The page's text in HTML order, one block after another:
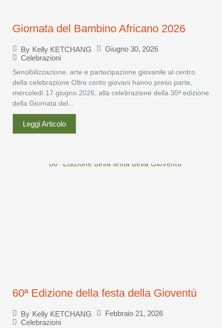
Giornata del Bambino Africano 2026
By Kelly KETCHANG
Giugno 30, 2026
Celebrazioni
Sensibilizzazione, arte e partecipazione giovanile al centro
della celebrazione Oltre cento giovani hanno preso parte,
mercoledì 17 giugno 2026, alla celebrazione della 35ª edizione
della Giornata del...
Leggi Articolo
60ª Edizione della festa della Gioventù
By Kelly KETCHANG
Febbraio 21, 2026
Celebrazioni